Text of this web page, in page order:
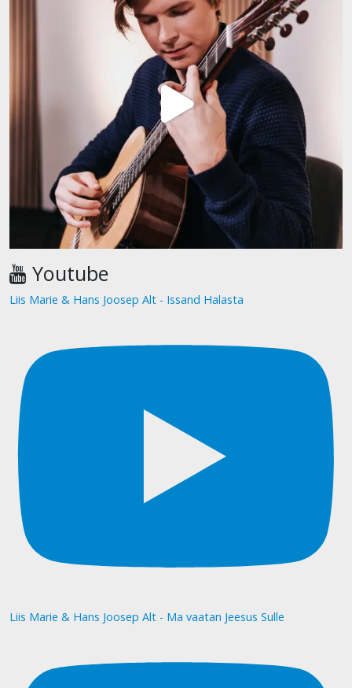
Youtube
Liis Marie & Hans Joosep Alt - Issand Halasta
Liis Marie & Hans Joosep Alt - Ma vaatan Jeesus Sulle